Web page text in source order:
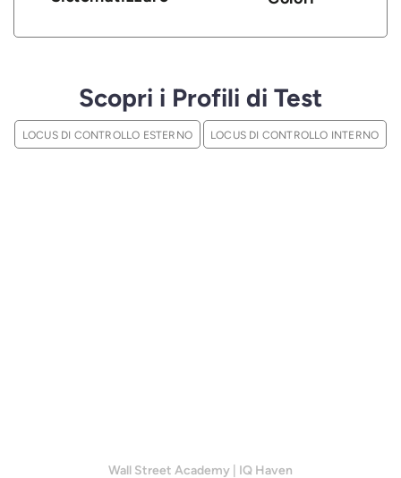
Scopri i Profili di Test
LOCUS DI CONTROLLO ESTERNO LOCUS DI CONTROLLO INTERNO
Wall Street Academy IQ Haven